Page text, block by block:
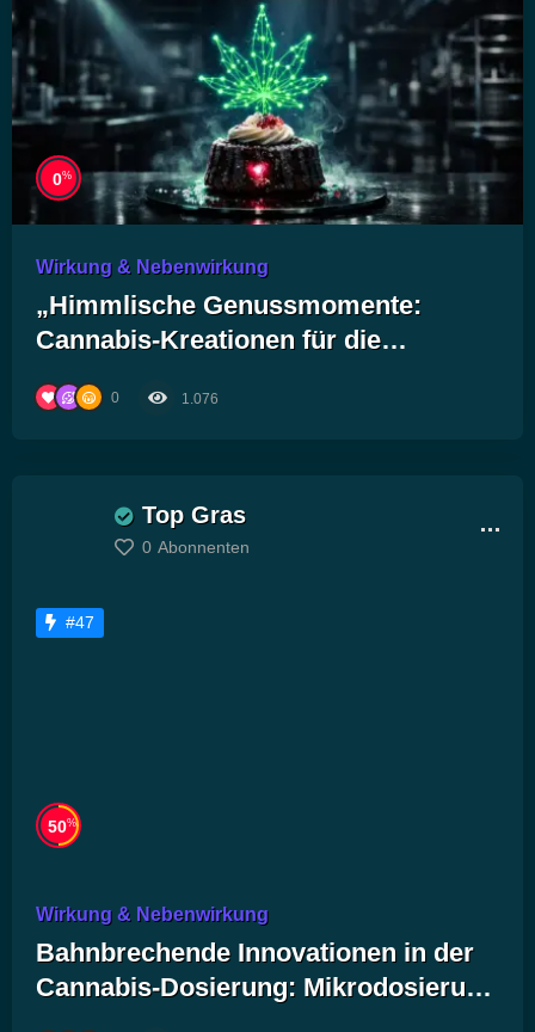
0%
Wirkung & Nebenwirkung
„Himmlische Genussmomente:
Cannabis-Kreationen für die
0 1.076
Top Gras
0 Abonnenten
#47
50%
Wirkung & Nebenwirkung
Bahnbrechende Innovationen in der
Cannabis-Dosierung: Mikrodosierung